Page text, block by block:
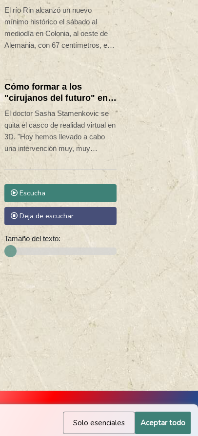
Solo esenciales Aceptar todo
Colonia debido a la sequía
en Alemania
El río Rin alcanzó un nuevo
mínimo histórico el sábado al
mediodía en Colonia, al oeste de
Alemania, con 67 centímetros, es
decir, dos centímetros menos que
el último récord registrado en 2018,
según la Autoridad de Vías
Navegables (WSV).
Cómo formar a los
"cirujanos del futuro" en
el uso de robots
El doctor Sasha Stamenkovic se
quita el casco de realidad virtual en
3D. "Hoy hemos llevado a cabo
una intervención muy, muy
compleja", se felicita el cirujano,
tras una operación robotizada que
ha permitido extirpar un tumor del
pulmón de un paciente.
Escucha
Deja de escuchar
Tamaño del texto: